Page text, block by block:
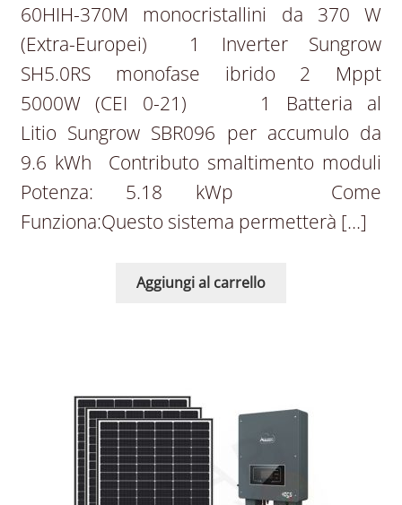
60HIH-370M monocristallini da 370 W
(Extra-Europei) 1 Inverter Sungrow
SH5.0RS monofase ibrido 2 Mppt
5000W (CEI 0-21) 1 Batteria al
Litio Sungrow SBR096 per accumulo da
9.6 kWh Contributo smaltimento moduli
Potenza: 5.18 kWp Come
Funziona:Questo sistema permetterà […]
Aggiungi al carrello